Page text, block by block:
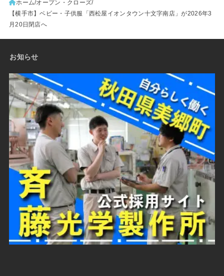
ホーム オープン・クローズ
【横手市】ベビー・子供服「西松屋イオンタウン十文字南店」が2026年3
月20日閉店へ
お知らせ